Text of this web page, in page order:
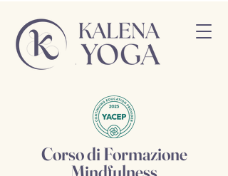
Corso di Formazione
Mindfulness